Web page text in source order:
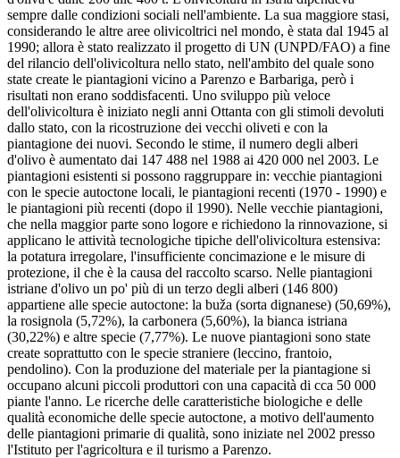
sempre dalle condizioni sociali nell'ambiente. La sua maggiore stasi,
considerando le altre aree olivicoltrici nel mondo, è stata dal 1945 al
1990; allora è stato realizzato il progetto di UN (UNPD/FAO) a fine
del rilancio dell'olivicoltura nello stato, nell'ambito del quale sono
state create le piantagioni vicino a Parenzo e Barbariga, però i
risultati non erano soddisfacenti. Uno sviluppo più veloce
dell'olivicoltura è iniziato negli anni Ottanta con gli stimoli devoluti
dallo stato, con la ricostruzione dei vecchi oliveti e con la
piantagione dei nuovi. Secondo le stime, il numero degli alberi
d'olivo è aumentato dai 147 488 nel 1988 ai 420 000 nel 2003. Le
piantagioni esistenti si possono raggruppare in: vecchie piantagioni
con le specie autoctone locali, le piantagioni recenti (1970 - 1990) e
le piantagioni più recenti (dopo il 1990). Nelle vecchie piantagioni,
che nella maggior parte sono logore e richiedono la rinnovazione, si
applicano le attività tecnologiche tipiche dell'olivicoltura estensiva:
la potatura irregolare, l'insufficiente concimazione e le misure di
protezione, il che è la causa del raccolto scarso. Nelle piantagioni
istriane d'olivo un po' più di un terzo degli alberi (146 800)
appartiene alle specie autoctone: la buža (sorta dignanese) (50,69%),
la rosignola (5,72%), la carbonera (5,60%), la bianca istriana
(30,22%) e altre specie (7,77%). Le nuove piantagioni sono state
create soprattutto con le specie straniere (leccino, frantoio,
pendolino). Con la produzione del materiale per la piantagione si
occupano alcuni piccoli produttori con una capacità di cca 50 000
piante l'anno. Le ricerche delle caratteristiche biologiche e delle
qualità economiche delle specie autoctone, a motivo dell'aumento
delle piantagioni primarie di qualità, sono iniziate nel 2002 presso
l'Istituto per l'agricoltura e il turismo a Parenzo.